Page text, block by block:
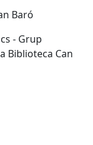
Baró
- Grup
Biblioteca Can